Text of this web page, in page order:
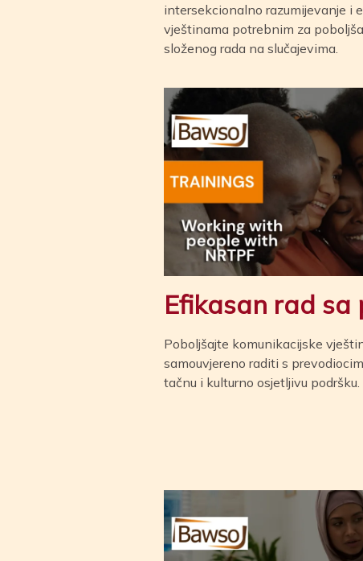
intersekcionalno razumijevanje i
vještinama potrebnim za
složenog rada na slučajevima.
Efikasan rad sa
Poboljšajte komunikacijske
samouvjereno raditi s
tačnu i kulturno osjetljivu podršku.